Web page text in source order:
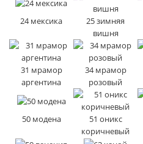
24 мексика
25 зимняя
вишня
31 мрамор
аргентина
34 мрамор
розовый
50 модена
51 оникс
коричневый